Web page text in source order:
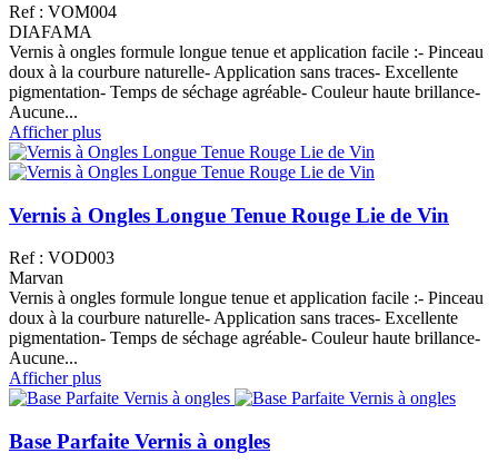
Ref : VOM004
DIAFAMA
Vernis à ongles formule longue tenue et application facile :- Pinceau
doux à la courbure naturelle- Application sans traces- Excellente
pigmentation- Temps de séchage agréable- Couleur haute brillance-
Aucune...
Afficher plus
Vernis à Ongles Longue Tenue Rouge Lie de Vin
Ref : VOD003
Marvan
Vernis à ongles formule longue tenue et application facile :- Pinceau
doux à la courbure naturelle- Application sans traces- Excellente
pigmentation- Temps de séchage agréable- Couleur haute brillance-
Aucune...
Afficher plus
Base Parfaite Vernis à ongles